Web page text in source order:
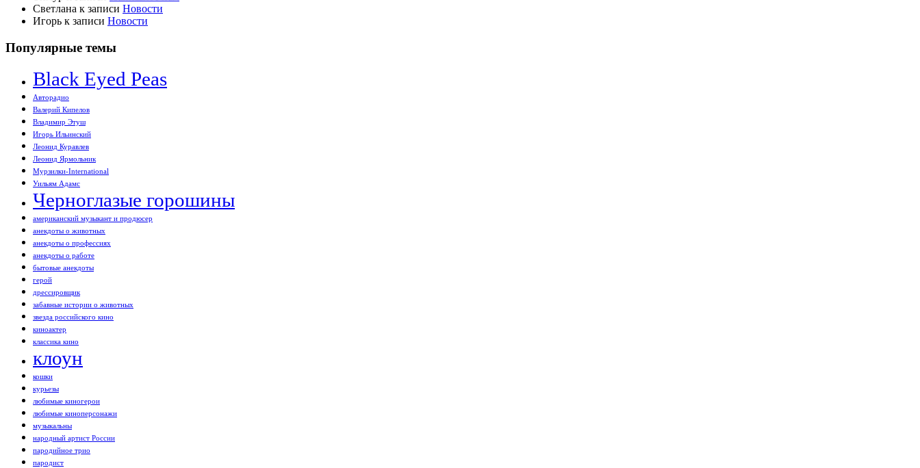
Светлана к записи Новости
Игорь к записи Новости
Популярные темы
Black Eyed Peas
Авторадио
Валерий Кипелов
Владимир Этуш
Игорь Ильинский
Леонид Куравлев
Леонид Ярмольник
Мурзилки-International
Уильям Адамс
Черноглазые горошины
американский музыкант и продюсер
анекдоты о животных
анекдоты о профессиях
анекдоты о работе
бытовые анекдоты
герой
дрессировщик
забавные истории о животных
звезда российского кино
киноактер
классика кино
клоун
кошки
курьезы
любимые киногерои
любимые киноперсонажи
музыкальны
народный артист России
пародийное трио
пародист